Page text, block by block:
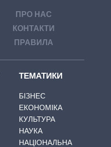
ПРО НАС
КОНТАКТИ
ПРАВИЛА
ТЕМАТИКИ
БІЗНЕС
ЕКОНОМІКА
КУЛЬТУРА
НАУКА
НАЦІОНАЛЬНА